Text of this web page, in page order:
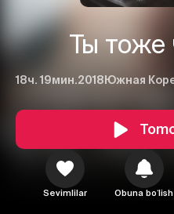
Ты тоже
18ч. 19мин.2018 Южная
Sevimlilar Obuna boʻlish